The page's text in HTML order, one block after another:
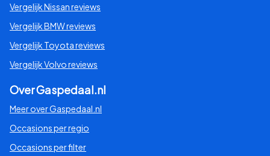
Vergelijk Nissan reviews
Vergelijk BMW reviews
Vergelijk Toyota reviews
Vergelijk Volvo reviews
Over Gaspedaal.nl
Meer over Gaspedaal.nl
Occasions per regio
Occasions per filter